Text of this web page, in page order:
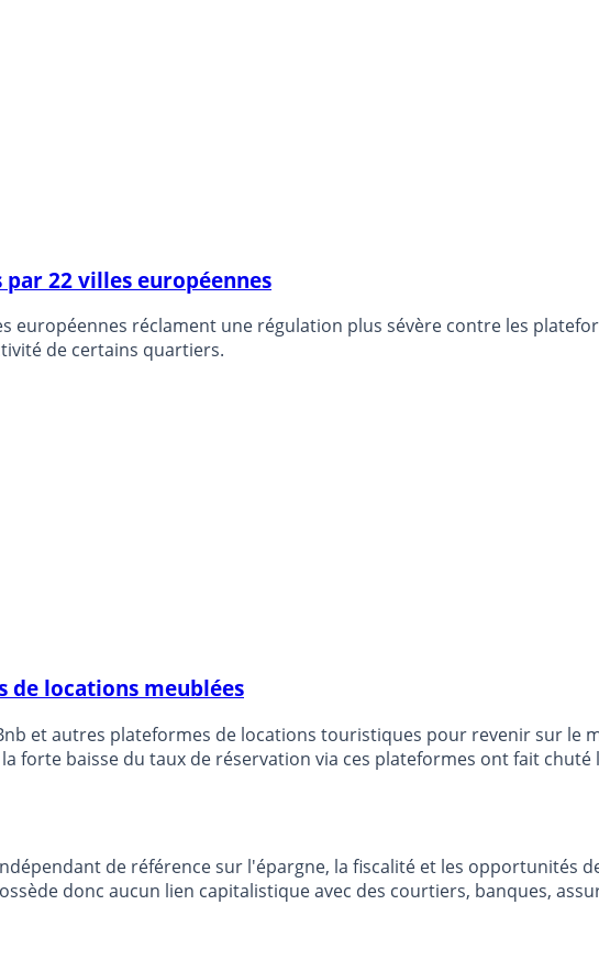
22 villes européennes
européennes réclament une régulation plus sévère contre les
de certains quartiers.
de locations meublées
et autres plateformes de locations touristiques pour revenir sur le
forte baisse du taux de réservation via ces plateformes ont fait
de référence sur l'épargne, la fiscalité et les opportunités
donc aucun lien capitalistique avec des courtiers, banques,